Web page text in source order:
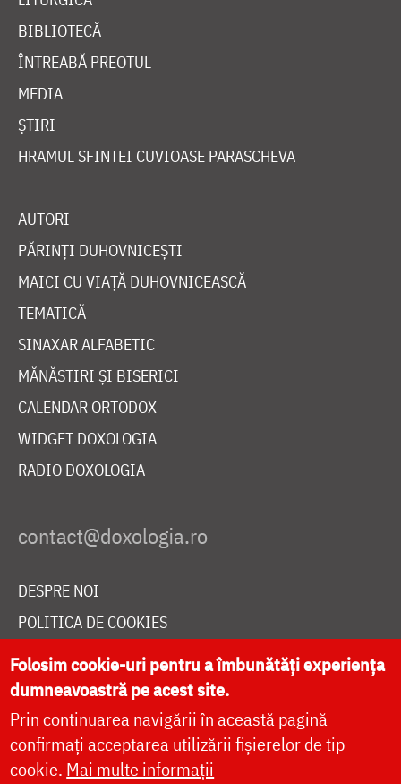
BIBLIOTECĂ
ÎNTREABĂ PREOTUL
MEDIA
ȘTIRI
HRAMUL SFINTEI CUVIOASE PARASCHEVA
AUTORI
PĂRINȚI DUHOVNICEȘTI
MAICI CU VIAȚĂ DUHOVNICEASCĂ
TEMATICĂ
SINAXAR ALFABETIC
MĂNĂSTIRI ȘI BISERICI
CALENDAR ORTODOX
WIDGET DOXOLOGIA
RADIO DOXOLOGIA
DESPRE NOI
POLITICA DE COOKIES
DONEAZĂ ONLINE PENTRU CATEDRALA NAȚIONALĂ
LIVE
Folosim cookie-uri pentru a îmbunătăți experiența
dumneavoastră pe acest site.
Prin continuarea navigării în această pagină
confirmați acceptarea utilizării fișierelor de tip
cookie. Mai multe informații